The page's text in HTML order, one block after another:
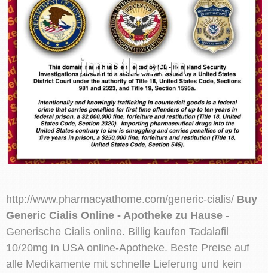
http://www.pharmacyathome.com/generic-cialis/ Buy
Generic Cialis Online - Apotheke zu Hause -
Generische Cialis online. Billig kaufen Tadalafil
10/20mg in USA online-Apotheke. Beste Preise auf
alle Medikamente mit schnelle Lieferung und kein